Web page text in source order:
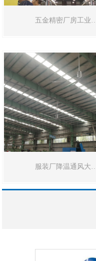
五金精密厂房工业
服装厂降温通风大